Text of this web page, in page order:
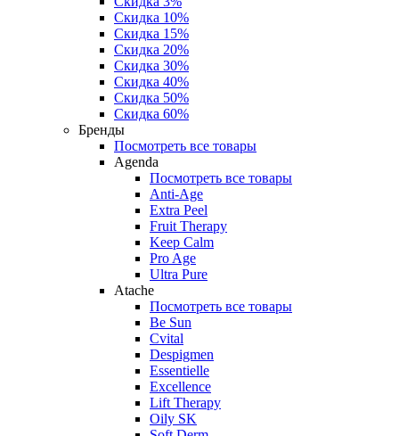
Скидка 10%
Скидка 15%
Скидка 20%
Скидка 30%
Скидка 40%
Скидка 50%
Скидка 60%
Бренды
Посмотреть все товары
Agenda
Посмотреть все товары
Anti‑Age
Extra Peel
Fruit Therapy
Keep Calm
Pro Age
Ultra Pure
Atache
Посмотреть все товары
Be Sun
Cvital
Despigmen
Essentielle
Excellence
Lift Therapy
Oily SK